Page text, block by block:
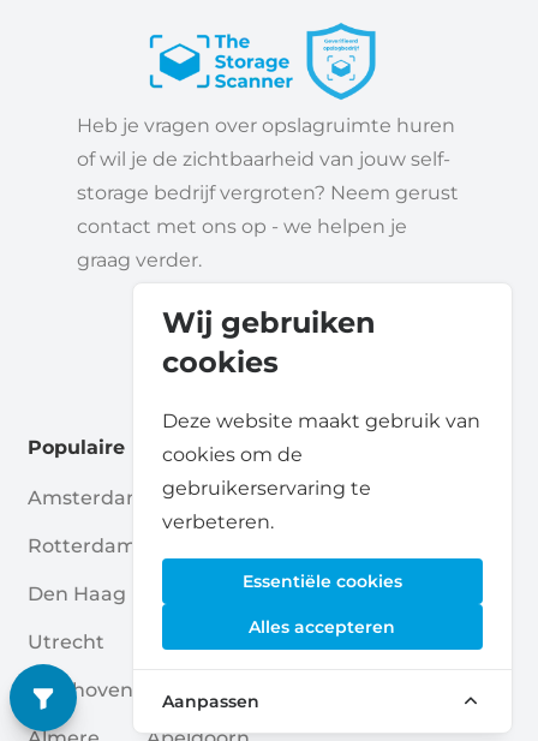
Wij gebruiken
cookies
Deze website maakt gebruik van
cookies om de
gebruikerservaring te
verbeteren.
Essentiële cookies
Alles accepteren
Aanpassen
Heb je vragen over opslagruimte huren
of wil je de zichtbaarheid van jouw self-
storage bedrijf vergroten? Neem gerust
contact met ons op - we helpen je
graag verder.
Populaire locaties
Amsterdam
Rotterdam
Den Haag
Utrecht
Eindhoven
Haarlem
Breda
Amersfoort